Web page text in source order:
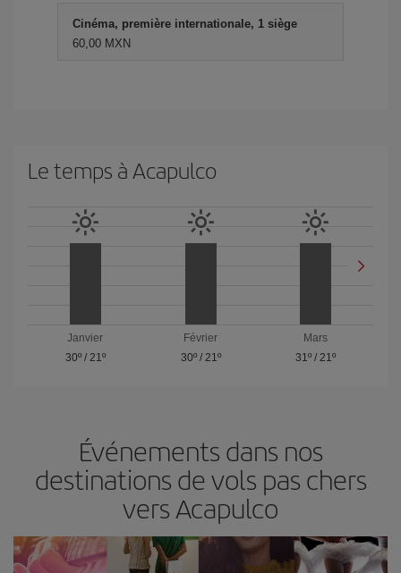
Cinéma, première internationale, 1 siège
60,00 MXN
Le temps à Acapulco
Janvier
30º/ 21º
Février
30º/ 21º
Mars
31º / 21º
Événements dans nos
destinations de vols pas chers
vers Acapulco